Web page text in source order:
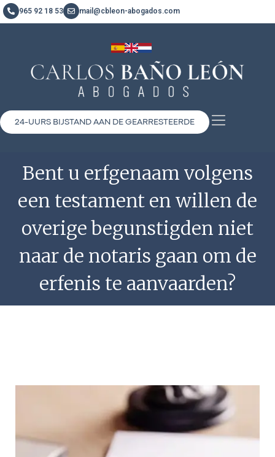
965 92 18 53 mail@cbleon-abogados.com
24-UURS BIJSTAND AAN DE GEARRESTEERDE
Bent u erfgenaam volgens
een testament en willen de
overige begunstigden niet
naar de notaris gaan om de
erfenis te aanvaarden?